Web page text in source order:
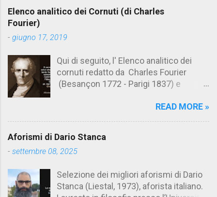
e
n
t
Elenco analitico dei Cornuti (di Charles
Fourier)
- giugno 17, 2019
Qui di seguito, l' Elenco analitico dei
cornuti redatto da Charles Fourier
(Besançon 1772 - Parigi 1837) e
Aforismario trovi anche una raccolta di
cornuto pretenzioso: colui che ritiene
sua moglie tanto fortunata, per averlo
ammettere l'idea del tradimento. Ciò lo
rende un marito assai comodo.
READ MORE »
Aforismi di Dario Stanca
- settembre 08, 2025
Selezione dei migliori aforismi di Dario
Stanca (Liestal, 1973), aforista italiano.